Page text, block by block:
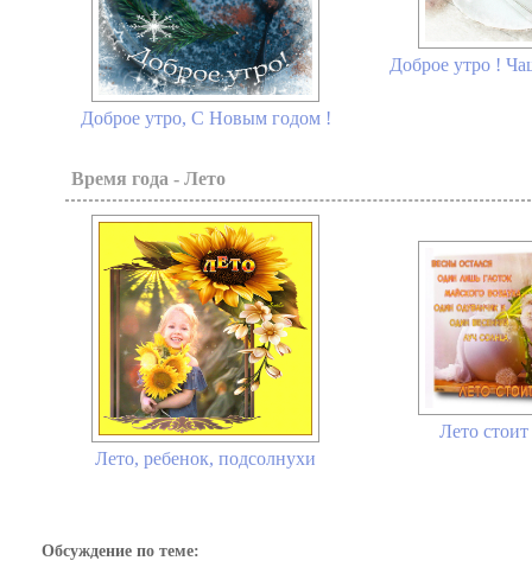
Доброе утро, С Новым годом !
Доброе утро !
Время года - Лето
Лето, ребенок, подсолнухи
Лето
Обсуждение по теме: